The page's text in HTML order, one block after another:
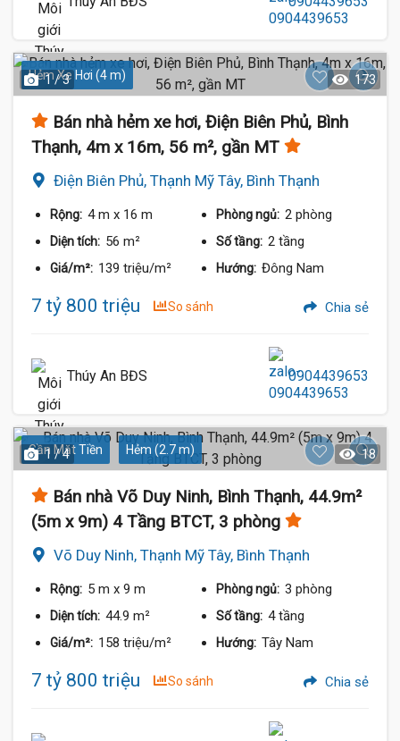
Hẻm Xe Hơi (4 m)
1 / 3 173
Bán nhà hẻm xe hơi, Điện Biên Phủ, Bình
Thạnh, 4m x 16m, 56 m², gần MT
Điện Biên Phủ, Thạnh Mỹ Tây, Bình Thạnh
Rộng: 4 m x 16 m Phòng ngủ: 2 phòng
Diện tích: 56 m² Số tầng: 2 tầng
Giá/m²: 139 triệu/m² Hướng: Đông Nam
7 tỷ 800 triệu So sánh Chia sẻ
Thúy An BĐS 0904439653
Gần Mặt Tiền Hẻm (2.7 m)
1 / 4 18
Bán nhà Võ Duy Ninh, Bình Thạnh, 44.9m²
(5m x 9m) 4 Tầng BTCT, 3 phòng
Võ Duy Ninh, Thạnh Mỹ Tây, Bình Thạnh
Rộng: 5 m x 9 m Phòng ngủ: 3 phòng
Diện tích: 44.9 m² Số tầng: 4 tầng
Giá/m²: 158 triệu/m² Hướng: Tây Nam
7 tỷ 800 triệu So sánh Chia sẻ